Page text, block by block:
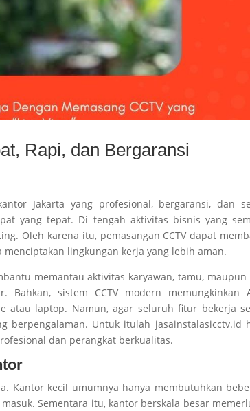
Rapi, dan Bergaransi
Jakarta yang profesional, bergaransi, dan
yang tepat. Di tengah aktivitas bisnis yang
Oleh karena itu, pemasangan CCTV dapat
lingkungan kerja yang lebih aman.
memantau aktivitas karyawan, tamu, maupun
sistem CCTV modern memungkinkan
atau laptop. Namun, agar seluruh fitur bekerja
berpengalaman. Untuk itulah jasainstalasicctv.id
dan perangkat berkualitas.
Kantor kecil umumnya hanya membutuhkan
Sementara itu, kantor berskala besar